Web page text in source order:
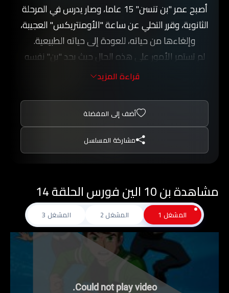
أصبح عمر "بن تنسن" 15 عاما، وصار يدرس في المرحلة
الثانوية، وقرر التخلي عن ساعة "الأومنتريكس" العجيبة،
وإلغاءها من حياته، للعودة إلى حياته الطبيعية.
لم تستمر الأمور على هذه الحال حيث يجد "بن" نفسه
أمام مغامرة جديدة، بعد اختفاء جده "ماكس" في
وأمام ذلك يصبح على "بن" العودة من جديد للاستعانة
بساعة "الأومنتريكس" حتى يستطيع إنقاذ جده
"ماكس".
لا يخوض "بن" تلك المغامرة بمفرده حيث يعاونه في
"جوين" وعدوه السابق "كيفين ليفين"، وعدد من
أعوانه.
قراءة المزيد
أضف إلى المفضلة
مشاركة المسلسل
مشاهدة بن 10 الين فورس الحلقة 14
المشغل 1 المشغل 2 المشغل 3
Could not play video.